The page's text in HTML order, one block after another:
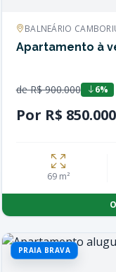
BALNEÁRIO
Apartamento à
de R$ 900.000 6%
Por R$ 850.000
69 m²
PRAIA BRAVA